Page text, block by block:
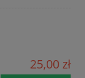
25,00 zł